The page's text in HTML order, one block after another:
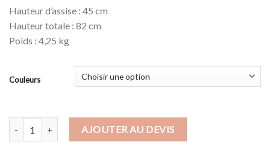
Hauteur d’assise : 45 cm
Hauteur totale : 82 cm
Poids : 4,25 kg
Couleurs
quantité de FAUTEUIL MILAAJOUTER AU DEVIS